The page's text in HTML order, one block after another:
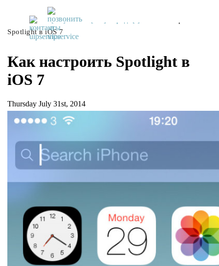
UiPservice »[:ru]Советы[:ua]Поради[:]
Spotlight в iOS 7
Как настроить Spotlight в
iOS 7
Thursday July 31st, 2014